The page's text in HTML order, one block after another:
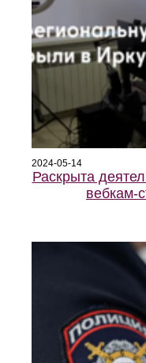
2024-05-14
Раскрыта
вебкам-